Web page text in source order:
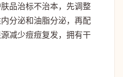
品治标不治本，先调整
分泌和油脂分泌，再配
减少痘痘复发，拥有干